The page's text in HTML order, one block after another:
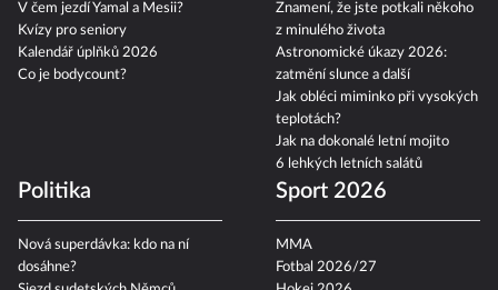
V čem jezdí Yamal a Mesii?
Kvízy pro seniory
Kalendář úplňků 2026
Co je bodycount?
Znamení, že jste potkali někoho
z minulého života
Astronomické úkazy 2026:
zatmění slunce a další
Jak obléci miminko při vysokých
teplotách?
Jak na dokonalé letní mojito
6 lehkých letních salátů
Politika
Nová superdávka: kdo na ní
dosáhne?
Sport 2026
MMA
Fotbal 2026/27